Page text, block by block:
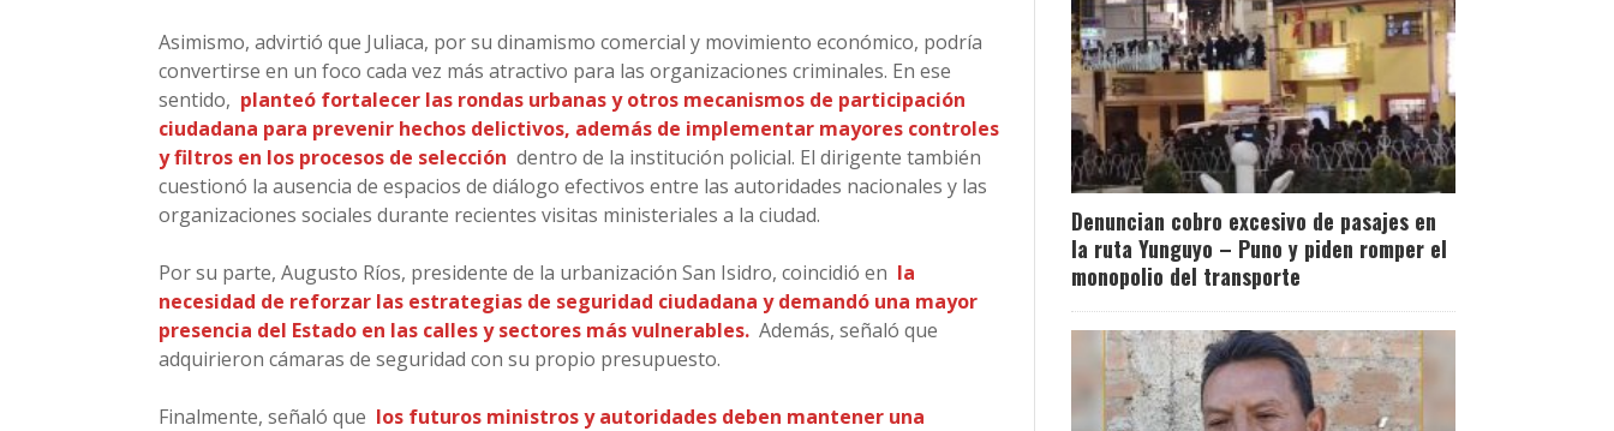
Asimismo, advirtió que Juliaca, por su dinamismo comercial y movimiento económico, podría
convertirse en un foco cada vez más atractivo para las organizaciones criminales. En ese
sentido, planteó fortalecer las rondas urbanas y otros mecanismos de participación
ciudadana para prevenir hechos delictivos, además de implementar mayores controles
y filtros en los procesos de selección dentro de la institución policial. El dirigente también
cuestionó la ausencia de espacios de diálogo efectivos entre las autoridades nacionales y las
organizaciones sociales durante recientes visitas ministeriales a la ciudad.
Por su parte, Augusto Ríos, presidente de la urbanización San Isidro, coincidió en la
necesidad de reforzar las estrategias de seguridad ciudadana y demandó una mayor
presencia del Estado en las calles y sectores más vulnerables. Además, señaló que
adquirieron cámaras de seguridad con su propio presupuesto.
Finalmente, señaló que los futuros ministros y autoridades deben mantener una
Denuncian cobro excesivo de pasajes en
la ruta Yunguyo – Puno y piden romper el
monopolio del transporte